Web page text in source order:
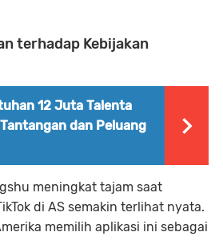
terhadap Kebijakan
12 Juta Talenta
dan Peluang
meningkat tajam saat
di AS semakin terlihat nyata.
memilih aplikasi ini sebagai